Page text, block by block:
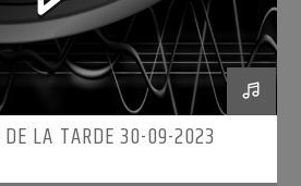
DE LA TARDE 30-09-2023